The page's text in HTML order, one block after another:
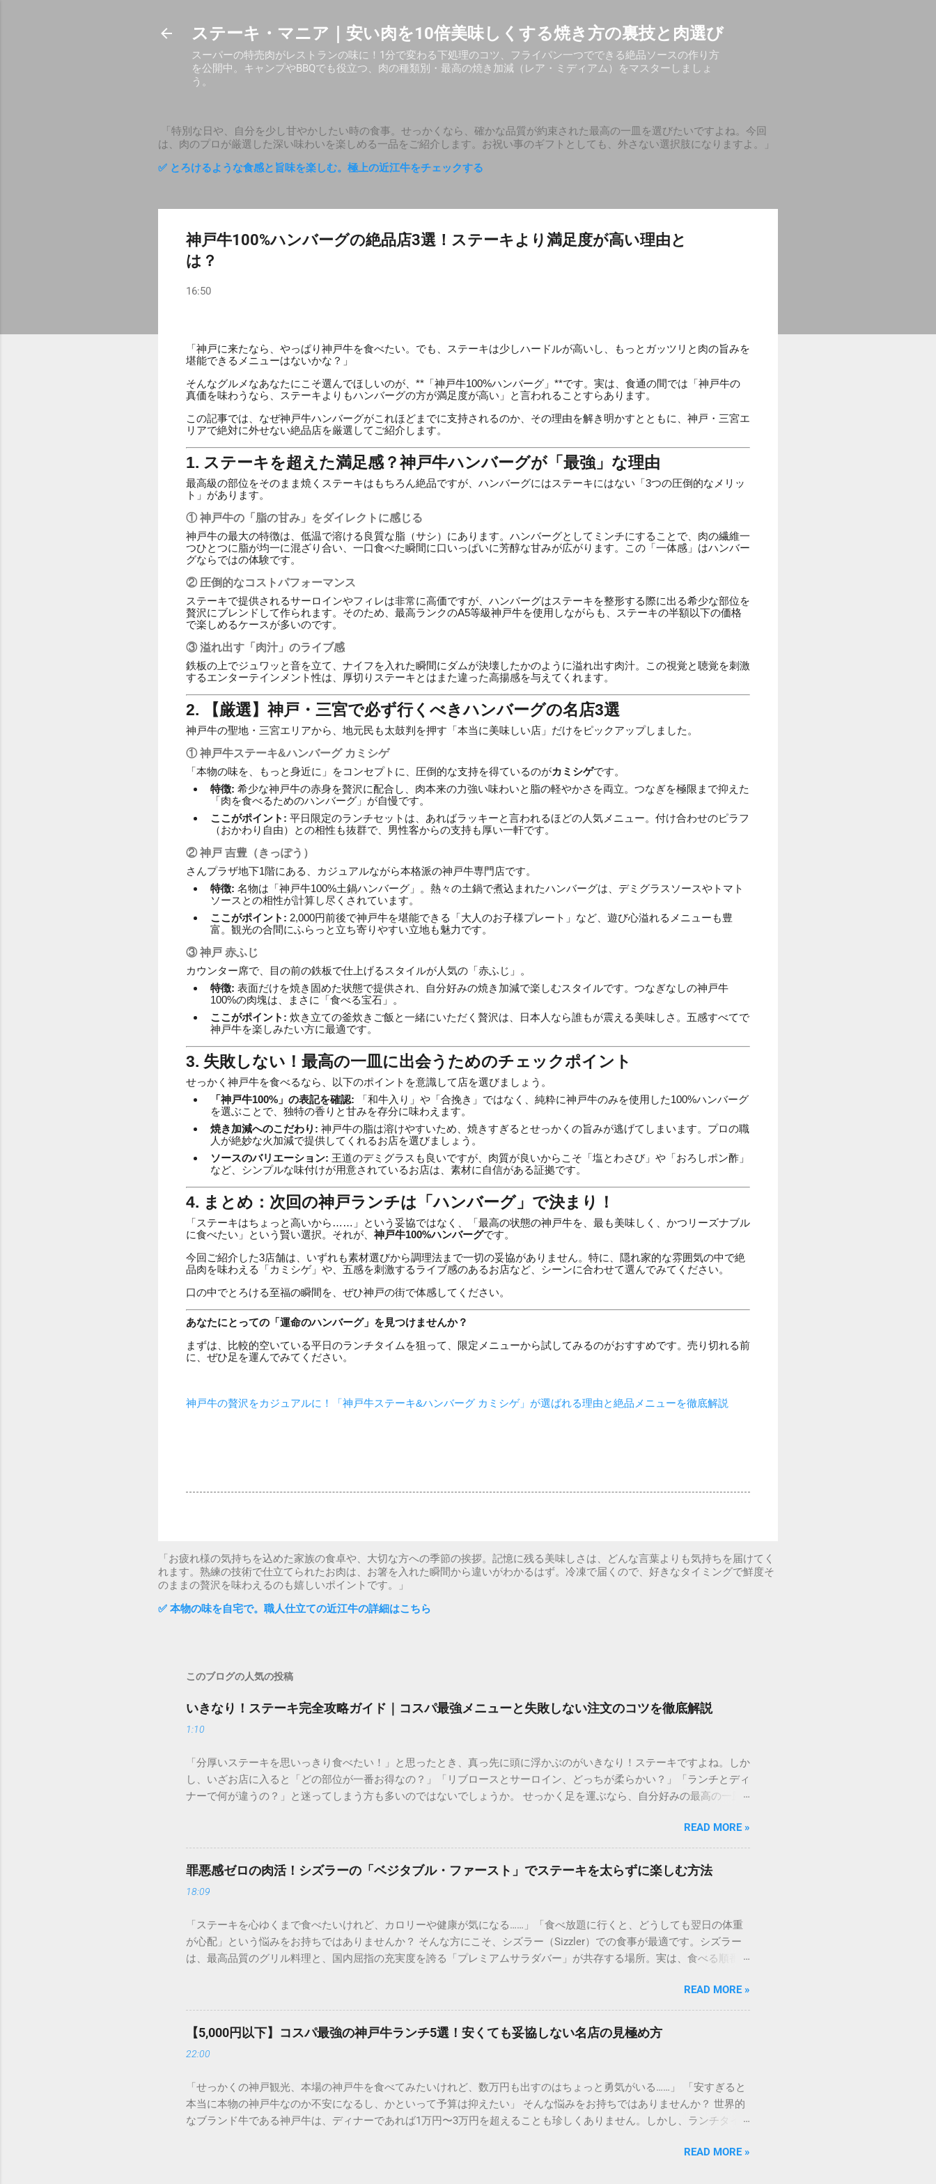
ステーキ・マニア｜安い肉を10倍美味しくする焼き方の裏技と肉選び
スーパーの特売肉がレストランの味に！1分で変わる下処理のコツ、フライパン一つでできる絶品ソースの作り方
を公開中。キャンプやBBQでも役立つ、肉の種類別・最高の焼き加減（レア・ミディアム）をマスターしましょ
う。
「特別な日や、自分を少し甘やかしたい時の食事。せっかくなら、確かな品質が約束された最高の一皿を選びたいですよね。今回
は、肉のプロが厳選した深い味わいを楽しめる一品をご紹介します。お祝い事のギフトとしても、外さない選択肢になりますよ。」
✅ とろけるような食感と旨味を楽しむ。極上の近江牛をチェックする
神戸牛100%ハンバーグの絶品店3選！ステーキより満足度が高い理由と
は？
16:50
「神戸に来たなら、やっぱり神戸牛を食べたい。でも、ステーキは少しハードルが高いし、もっとガッツリと肉の旨みを
堪能できるメニューはないかな？」
そんなグルメなあなたにこそ選んでほしいのが、**「神戸牛100%ハンバーグ」**です。実は、食通の間では「神戸牛の
真価を味わうなら、ステーキよりもハンバーグの方が満足度が高い」と言われることすらあります。
この記事では、なぜ神戸牛ハンバーグがこれほどまでに支持されるのか、その理由を解き明かすとともに、神戸・三宮エ
リアで絶対に外せない絶品店を厳選してご紹介します。
1. ステーキを超えた満足感？神戸牛ハンバーグが「最強」な理由
最高級の部位をそのまま焼くステーキはもちろん絶品ですが、ハンバーグにはステーキにはない「3つの圧倒的なメリッ
ト」があります。
① 神戸牛の「脂の甘み」をダイレクトに感じる
神戸牛の最大の特徴は、低温で溶ける良質な脂（サシ）にあります。ハンバーグとしてミンチにすることで、肉の繊維一
つひとつに脂が均一に混ざり合い、一口食べた瞬間に口いっぱいに芳醇な甘みが広がります。この「一体感」はハンバー
グならではの体験です。
② 圧倒的なコストパフォーマンス
ステーキで提供されるサーロインやフィレは非常に高価ですが、ハンバーグはステーキを整形する際に出る希少な部位を
贅沢にブレンドして作られます。そのため、最高ランクのA5等級神戸牛を使用しながらも、ステーキの半額以下の価格
で楽しめるケースが多いのです。
③ 溢れ出す「肉汁」のライブ感
鉄板の上でジュワッと音を立て、ナイフを入れた瞬間にダムが決壊したかのように溢れ出す肉汁。この視覚と聴覚を刺激
するエンターテインメント性は、厚切りステーキとはまた違った高揚感を与えてくれます。
2. 【厳選】神戸・三宮で必ず行くべきハンバーグの名店3選
神戸牛の聖地・三宮エリアから、地元民も太鼓判を押す「本当に美味しい店」だけをピックアップしました。
① 神戸牛ステーキ&ハンバーグ カミシゲ
「本物の味を、もっと身近に」をコンセプトに、圧倒的な支持を得ているのがカミシゲです。
特徴: 希少な神戸牛の赤身を贅沢に配合し、肉本来の力強い味わいと脂の軽やかさを両立。つなぎを極限まで抑えた
「肉を食べるためのハンバーグ」が自慢です。
ここがポイント: 平日限定のランチセットは、あればラッキーと言われるほどの人気メニュー。付け合わせのピラフ
（おかわり自由）との相性も抜群で、男性客からの支持も厚い一軒です。
② 神戸 吉豊（きっぽう）
さんプラザ地下1階にある、カジュアルながら本格派の神戸牛専門店です。
特徴: 名物は「神戸牛100%土鍋ハンバーグ」。熱々の土鍋で煮込まれたハンバーグは、デミグラスソースやトマト
ソースとの相性が計算し尽くされています。
ここがポイント: 2,000円前後で神戸牛を堪能できる「大人のお子様プレート」など、遊び心溢れるメニューも豊
富。観光の合間にふらっと立ち寄りやすい立地も魅力です。
③ 神戸 赤ふじ
カウンター席で、目の前の鉄板で仕上げるスタイルが人気の「赤ふじ」。
特徴: 表面だけを焼き固めた状態で提供され、自分好みの焼き加減で楽しむスタイルです。つなぎなしの神戸牛
100%の肉塊は、まさに「食べる宝石」。
ここがポイント: 炊き立ての釜炊きご飯と一緒にいただく贅沢は、日本人なら誰もが震える美味しさ。五感すべてで
神戸牛を楽しみたい方に最適です。
3. 失敗しない！最高の一皿に出会うためのチェックポイント
せっかく神戸牛を食べるなら、以下のポイントを意識して店を選びましょう。
「神戸牛100%」の表記を確認: 「和牛入り」や「合挽き」ではなく、純粋に神戸牛のみを使用した100%ハンバーグ
を選ぶことで、独特の香りと甘みを存分に味わえます。
焼き加減へのこだわり: 神戸牛の脂は溶けやすいため、焼きすぎるとせっかくの旨みが逃げてしまいます。プロの職
人が絶妙な火加減で提供してくれるお店を選びましょう。
ソースのバリエーション: 王道のデミグラスも良いですが、肉質が良いからこそ「塩とわさび」や「おろしポン酢」
など、シンプルな味付けが用意されているお店は、素材に自信がある証拠です。
4. まとめ：次回の神戸ランチは「ハンバーグ」で決まり！
「ステーキはちょっと高いから……」という妥協ではなく、「最高の状態の神戸牛を、最も美味しく、かつリーズナブル
に食べたい」という賢い選択。それが、 神戸牛100%ハンバーグです。
今回ご紹介した3店舗は、いずれも素材選びから調理法まで一切の妥協がありません。特に、隠れ家的な雰囲気の中で絶
品肉を味わえる「カミシゲ」や、五感を刺激するライブ感のあるお店など、シーンに合わせて選んでみてください。
口の中でとろける至福の瞬間を、ぜひ神戸の街で体感してください。
あなたにとっての「運命のハンバーグ」を見つけませんか？
まずは、比較的空いている平日のランチタイムを狙って、限定メニューから試してみるのがおすすめです。売り切れる前
に、ぜひ足を運んでみてください。
神戸牛の贅沢をカジュアルに！「神戸牛ステーキ&ハンバーグ カミシゲ」が選ばれる理由と絶品メニューを徹底解説
「お疲れ様の気持ちを込めた家族の食卓や、大切な方への季節の挨拶。記憶に残る美味しさは、どんな言葉よりも気持ちを届けてく
れます。熟練の技術で仕立てられたお肉は、お箸を入れた瞬間から違いがわかるはず。冷凍で届くので、好きなタイミングで鮮度そ
のままの贅沢を味わえるのも嬉しいポイントです。」
✅ 本物の味を自宅で。職人仕立ての近江牛の詳細はこちら
このブログの人気の投稿
いきなり！ステーキ完全攻略ガイド｜コスパ最強メニューと失敗しない注文のコツを徹底解説
1:10
「分厚いステーキを思いっきり食べたい！」と思ったとき、真っ先に頭に浮かぶのがいきなり！ステーキですよね。しか
し、いざお店に入ると「どの部位が一番お得なの？」「リブロースとサーロイン、どっちが柔らかい？」「ランチとディ
ナーで何が違うの？」と迷ってしまう方も多いのではないでしょうか。 せっかく足を運ぶなら、自分好みの最高の一皿
にはダイエット中におすすめの食べ方まで、公式サイトだけでは分からない踏み込んだ情報を詳しくご紹介します。 1.
いきなり！ステーキの魅力とは？選ばれる3つの理由 多くのステーキファンを魅了し続ける「いきなり！ステーキ」。そ
の人気の秘密は、単に「早い」だけではありません。 本格的な「厚切り」へのこだわり ステーキの美味しさは、カット
の厚みで決まると言っても過言ではありません。薄いお肉では味わえない、表面はカリッと香ばしく、中はジューシーな
「レア」の旨みを堪能できるのが最大の魅力です。 オーダーカットで自由自在 自分の体調やお腹の空き具合に合わせ
少量を贅沢に楽しみたい方にも最適です。 圧倒的なコストパフォーマンス 高級店で提供されるような高品質なチルド肉
を、立ち食いスタイル（現在は椅子席も豊富です）という回転率の高さでコストを抑え、リーズナブルに提供していま
す。 2. 迷ったらこれ！おすすめメニュー別・徹底比較 いきなり！ステーキのメニュー表を前にして悩まないために、部
道の部位。赤身と脂身のバランスが絶妙で、肉質が非常に柔らかいのが特徴です。肉汁が溢れ出すジューシーさを求める
なら、迷わずリブロースを選びましょう。 ② ヒレステーキ：女性や健康志向の方に絶大な人気 牛一頭からわずかしか取
れない高級部位。脂身が極めて少なく、非常にさっぱりとしていながらも、驚くほどの柔らかさです。高タンパク・低カ
READ MORE »
罪悪感ゼロの肉活！シズラーの「ベジタブル・ファースト」でステーキを太らずに楽しむ方法
18:09
「ステーキを心ゆくまで食べたいけれど、カロリーや健康が気になる……」「食べ放題に行くと、どうしても翌日の体重
が心配」という悩みをお持ちではありませんか？ そんな方にこそ、シズラー（Sizzler）での食事が最適です。シズラー
は、最高品質のグリル料理と、国内屈指の充実度を誇る「プレミアムサラダバー」が共存する場所。実は、食べる順番や
に、そして罪悪感ゼロで楽しむことができるのです。 今回は、ダイエット中や健康志向の方でも安心して「肉活」を満
喫できる、シズラー流の賢い食べ方を詳しく解説します。 1. なぜシズラーは「太りにくい食べ放題」なのか？ 一般的な
ステーキハウスや焼肉の食べ放題では、野菜の選択肢が少なく、どうしても肉とライス（炭水化物）に偏りがちです。し
かし、シズラーには以下の強みがあります。 70種類以上のサラダバー食材： 食物繊維が豊富な生野菜、海藻、キノコ類
が圧倒的に充実しています。 良質なタンパク質： 脂身の少ない赤身肉のグリルが選べるため、筋肉を維持しながら脂肪
いったシンプルな味付けが選択できます。 2. 血糖値を急上昇させない！「ベジタブル・ファースト」の3ステップ 太る
最大の原因の一つは、空腹時にいきなり炭水化物やお肉を食べることで起こる「血糖値の急上昇」です。これを防ぐため
の、シズラー完璧ルーティンをご紹介します。 ステップ1：まずは「色の濃い生野菜」と「海藻」から 席に着いたら、
が豊富なワカメなどの海藻類をボウル一杯分選びましょう。 これらを最初に食べることで、胃の粘膜に食物繊維の膜を
READ MORE »
【5,000円以下】コスパ最強の神戸牛ランチ5選！安くても妥協しない名店の見極め方
22:00
「せっかくの神戸観光、本場の神戸牛を食べてみたいけれど、数万円も出すのはちょっと勇気がいる……」 「安すぎると
本当に本物の神戸牛なのか不安になるし、かといって予算は抑えたい」 そんな悩みをお持ちではありませんか？ 世界的
なブランド牛である神戸牛は、ディナーであれば1万円〜3万円を超えることも珍しくありません。しかし、ランチタイ
す。 この記事では、地元の人も太鼓判を押す「コスパ最強の神戸牛ランチ」の名店を厳選。さらに、安くても品質に妥
READ MORE »